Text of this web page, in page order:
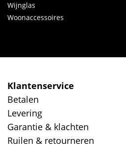
Wijnglas
Woonaccessoires
Klantenservice
Betalen
Levering
Garantie & klachten
Ruilen & retourneren